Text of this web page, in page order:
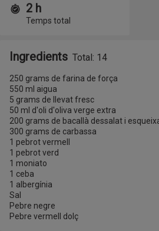
Temps i porcions
2 h
Temps total
Ingredients Total: 14
250 grams de farina de força
550 ml aigua
5 grams de llevat fresc
50 ml d'oli d'oliva verge extra
200 grams de bacallà dessalat i
300 grams de carbassa
1 pebrot vermell
1 pebrot verd
1 moniato
1 ceba
1 albergínia
Sal
Pebre negre
Pebre vermell dolç